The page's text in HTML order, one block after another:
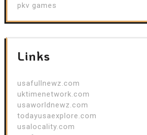
pkv games
Links
usafullnewz.com
uktimenetwork.com
usaworldnewz.com
todayusaexplore.com
usalocality.com